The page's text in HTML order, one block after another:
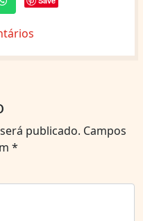
publicado. Campos
*